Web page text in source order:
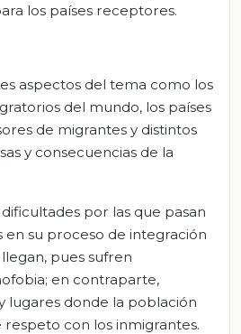
los países receptores.
aspectos del tema como los
del mundo, los países
de migrantes y distintos
y consecuencias de la
por las que pasan
en su proceso de integración
pues sufren
en contraparte,
lugares donde la población
con los inmigrantes.